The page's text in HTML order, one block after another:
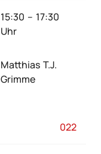
15:30 – 17:30
Uhr
Matthias T.J.
Grimme
022